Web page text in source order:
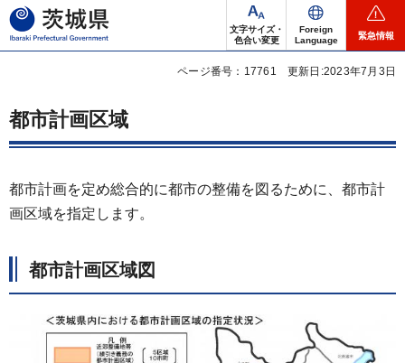
茨城県
文字サイズ・
色合い変更
Foreign
Language
緊急情報
ページ番号：17761 更新日:2023年7月3日
都市計画区域
都市計画を定め総合的に都市の整備を図るために、都市計
画区域を指定します。
都市計画区域図